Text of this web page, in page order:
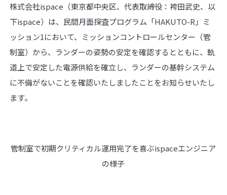
株式会社ispace（東京都中央区、代表取締役：袴田武史、以
下ispace）は、民間月面探査プログラム「HAKUTO-R」ミ
ッション1において、ミッションコントロールセンター（管
制室）から、ランダーの姿勢の安定を確認するとともに、軌
道上で安定した電源供給を確立し、ランダーの基幹システム
に不備がないことを確認いたしましたことをお知らせいたし
ます。
管制室で初期クリティカル運用完了を喜ぶispaceエンジニア
の様子